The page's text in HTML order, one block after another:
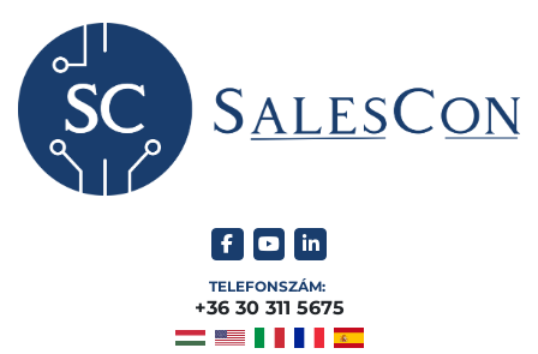
facebook
youtubelinkedin
TELEFONSZÁM:
+36 30 311 5675